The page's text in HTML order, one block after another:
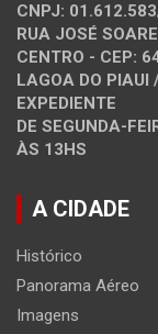
CNPJ:
RUA JOSÉ
CENTRO - CEP:
LAGOA DO PIAUI
EXPEDIENTE
DE SEGUNDA-
ÀS 13HS
A CIDADE
Histórico
Panorama Aéreo
Imagens